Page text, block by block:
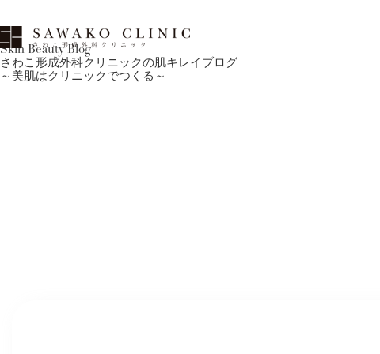
Skin Beauty Blog
さわこ形成外科クリニックの肌キレイブログ
～美肌はクリニックでつくる～